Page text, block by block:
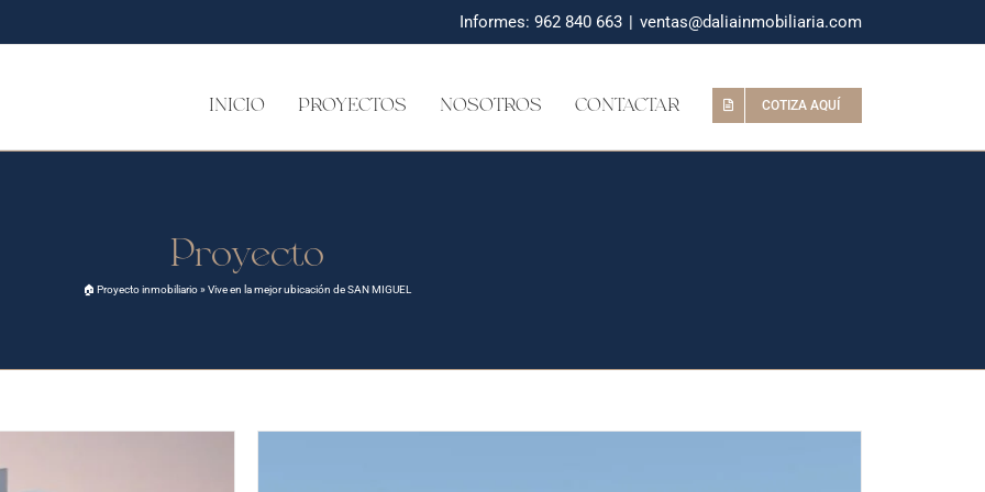
Informes: 962 840 663 | ventas@daliainmobiliaria.com
INICIO PROYECTOS NOSOTROS CONTACTAR COTIZA AQUÍ
Proyecto
🏠️ Proyecto inmobiliario»Vive en la mejor ubicación de SAN MIGUEL